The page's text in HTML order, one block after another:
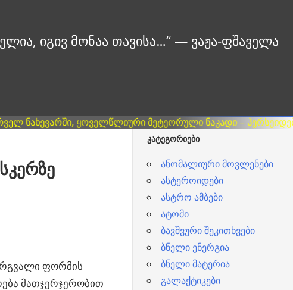
ფორმის
მათჯერჯერობით
ᲙᲐᲢᲔᲒᲝᲠᲘᲔᲑᲘ
ანომალიური მოვლენები
ასტეროიდები
ასტრო ამბები
ატომი
ბავშვური შეკითხვები
ბნელი ენერგია
ბნელი მატერია
გალაქტიკები